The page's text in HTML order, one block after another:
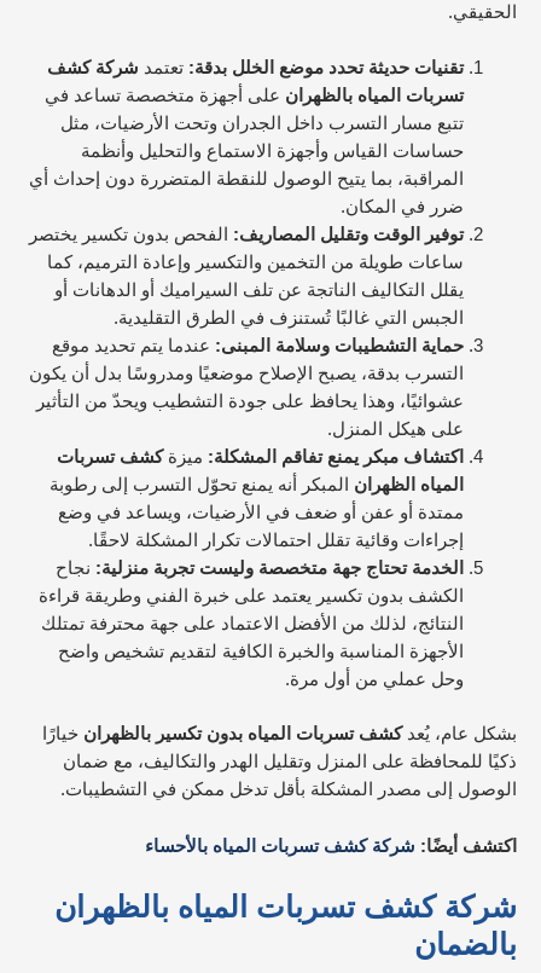
الحقيقي.
تقنيات حديثة تحدد موضع الخلل بدقة: تعتمد شركة كشف
تسربات المياه بالظهران على أجهزة متخصصة تساعد في
تتبع مسار التسرب داخل الجدران وتحت الأرضيات، مثل
حساسات القياس وأجهزة الاستماع والتحليل وأنظمة
المراقبة، بما يتيح الوصول للنقطة المتضررة دون إحداث أي
ضرر في المكان.
توفير الوقت وتقليل المصاريف: الفحص بدون تكسير يختصر
ساعات طويلة من التخمين والتكسير وإعادة الترميم، كما
يقلل التكاليف الناتجة عن تلف السيراميك أو الدهانات أو
الجبس التي غالبًا تُستنزف في الطرق التقليدية.
حماية التشطيبات وسلامة المبنى: عندما يتم تحديد موقع
التسرب بدقة، يصبح الإصلاح موضعيًا ومدروسًا بدل أن يكون
عشوائيًا، وهذا يحافظ على جودة التشطيب ويحدّ من التأثير
على هيكل المنزل.
اكتشاف مبكر يمنع تفاقم المشكلة: ميزةكشف تسربات
المياه الظهران المبكر أنه يمنع تحوّل التسرب إلى رطوبة
ممتدة أو عفن أو ضعف في الأرضيات، ويساعد في وضع
إجراءات وقائية تقلل احتمالات تكرار المشكلة لاحقًا.
الخدمة تحتاج جهة متخصصة وليست تجربة منزلية: نجاح
الكشف بدون تكسير يعتمد على خبرة الفني وطريقة قراءة
النتائج، لذلك من الأفضل الاعتماد على جهة محترفة تمتلك
الأجهزة المناسبة والخبرة الكافية لتقديم تشخيص واضح
وحل عملي من أول مرة.
بشكل عام، يُعدكشف تسربات المياه بدون تكسير بالظهران خيارًا
ذكيًا للمحافظة على المنزل وتقليل الهدر والتكاليف، مع ضمان
الوصول إلى مصدر المشكلة بأقل تدخل ممكن في التشطيبات.
اكتشف أيضًا: شركة كشف تسربات المياه بالأحساء
شركة كشف تسربات المياه بالظهران
بالضمان